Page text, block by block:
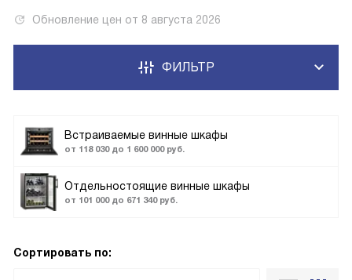
Обновление цен от 8 августа 2026
Встраиваемые винные шкафы
от 118 030 до 1 600 000 руб.
Отдельностоящие винные шкафы
от 101 000 до 671 340 руб.
ФИЛЬТР
Сортировать по: